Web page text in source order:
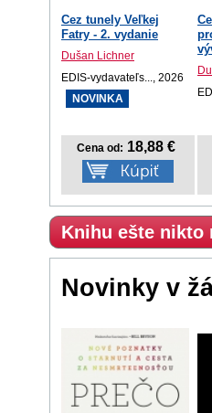
Cez tunely Veľkej
Fatry - 2. vydanie
Dušan Lichner
EDIS-vydavateľs..., 2026
NOVINKA
Cena od: 18,88 €
Knihu ešte nikto
Novinky v